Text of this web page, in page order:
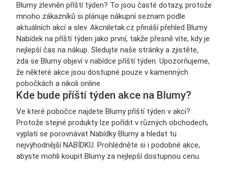
Blumy zlevněn příští týden? To jsou časté dotazy, protože
mnoho zákazníků si plánuje nákupní seznam podle
aktuálních akcí a slev. Akcniletak.cz přináší přehled Blumy
Nabídek na příští týden jako první, takže přesně víte, kdy je
nejlepší čas na nákup. Sledujte naše stránky a zjistěte,
zda se Blumy objeví v nabídce příští týden. Upozorňujeme,
že některé akce jsou dostupné pouze v kamenných
pobočkách a nikoli online.
Kde bude příští týden akce na Blumy?
Ve které pobočce najdete Blumy příští týden v akci?
Protože stejné produkty lze pořídit v různých obchodech,
vyplatí se porovnávat Nabídky Blumy a hledat tu
nejvýhodnější NABÍDKU. Prohlédněte si i podobné akce,
abyste mohli koupit Blumy za nejlepší dostupnou cenu.